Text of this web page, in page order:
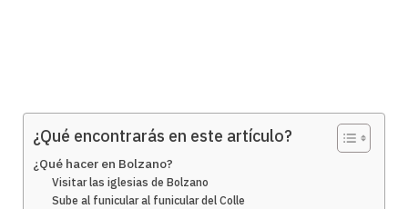
¿Qué encontrarás en este artículo?
¿Qué hacer en Bolzano?
Visitar las iglesias de Bolzano
Sube al funicular al funicular del Colle